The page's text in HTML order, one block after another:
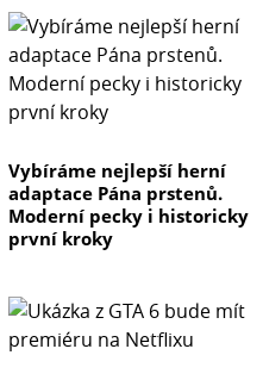
Vybíráme nejlepší herní
adaptace Pána prstenů.
Moderní pecky i historicky
první kroky